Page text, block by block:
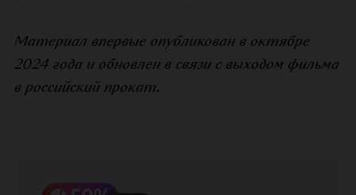
Материал впервые опубликован в октябре
2024 года и обновлен в связи с выходом фильма
в российский прокат.